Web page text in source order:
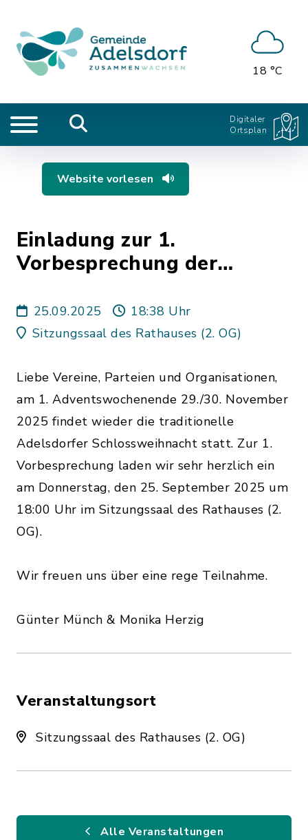
18 °C
Digitaler
Ortsplan
Website vorlesen
Einladung zur 1.
Vorbesprechung der
Schlossweihnacht
25.09.2025
18:38 Uhr
Sitzungssaal des Rathauses (2. OG)
Liebe Vereine, Parteien und Organisationen,
am 1. Adventswochenende 29./30. November
2025 findet wieder die traditionelle
Adelsdorfer Schlossweihnacht statt. Zur 1.
Vorbesprechung laden wir sehr herzlich ein
am Donnerstag, den 25. September 2025 um
18:00 Uhr im Sitzungssaal des Rathauses (2.
OG).
Wir freuen uns über eine rege Teilnahme.
Günter Münch & Monika Herzig
Veranstaltungsort
Sitzungssaal des Rathauses (2. OG)
Alle Veranstaltungen